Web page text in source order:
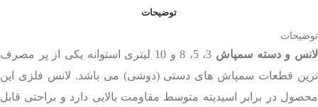
توضیحات
توضیحات
لانس و دسته سمپاش
3، 5، 8 و 10 لیتری استوانه یکی از پر مصرف
ترین قطعات سمپاش های دستی (دوشی) می باشد. لانس فلزی این
محصول در برابر اسیدیته متوسط مقاومت بالایی دارد و براحتی قابل